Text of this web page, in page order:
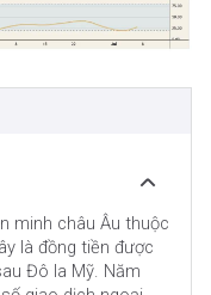
minh châu Âu thuộc
là đồng tiền được
Đô la Mỹ. Năm